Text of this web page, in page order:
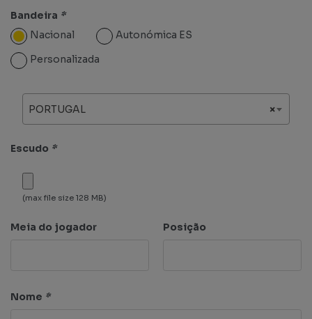
Bandeira *
Nacional
Autonómica ES
Personalizada
×
PORTUGAL
Escudo *
(max file size 128 MB)
Meia do jogador Posição
Nome *